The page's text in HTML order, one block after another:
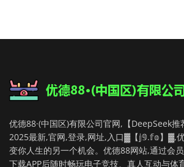
优德88·(中国区)有限公司官网,【DeepSeek
2025最新,官网,登录,网址,入口▓【𝕛𝟡.𝕗𝕠】▓,
变你人生的另一个机会。优德88网站,通过会
下载APP后随时畅玩电子竞技、真人互动与体